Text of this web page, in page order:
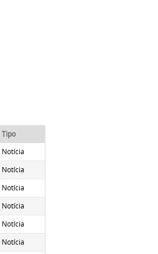
Tipo
Notícia
Notícia
Notícia
Notícia
Notícia
Notícia